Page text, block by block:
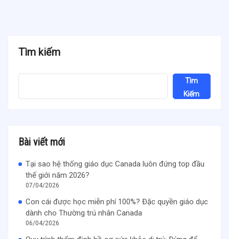
Tìm kiếm
Tìm
Kiếm
Bài viết mới
Tại sao hệ thống giáo dục Canada luôn đứng top đầu
thế giới năm 2026?
07/04/2026
Con cái được học miễn phí 100%? Đặc quyền giáo dục
dành cho Thường trú nhân Canada
06/04/2026